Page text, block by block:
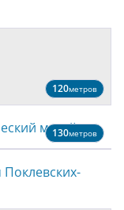
120метров
музей
130метров